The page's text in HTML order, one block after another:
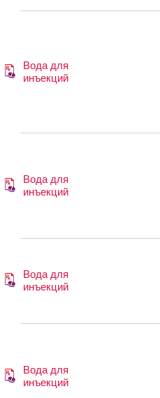
Вода для
инъекций
Вода для
инъекций
Вода для
инъекций
Вода для
инъекций